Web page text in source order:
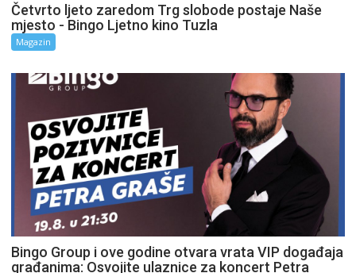
Četvrto ljeto zaredom Trg slobode postaje Naše
mjesto - Bingo Ljetno kino Tuzla
Magazin
Bingo Group i ove godine otvara vrata VIP događaja
građanima: Osvojite ulaznice za koncert Petra